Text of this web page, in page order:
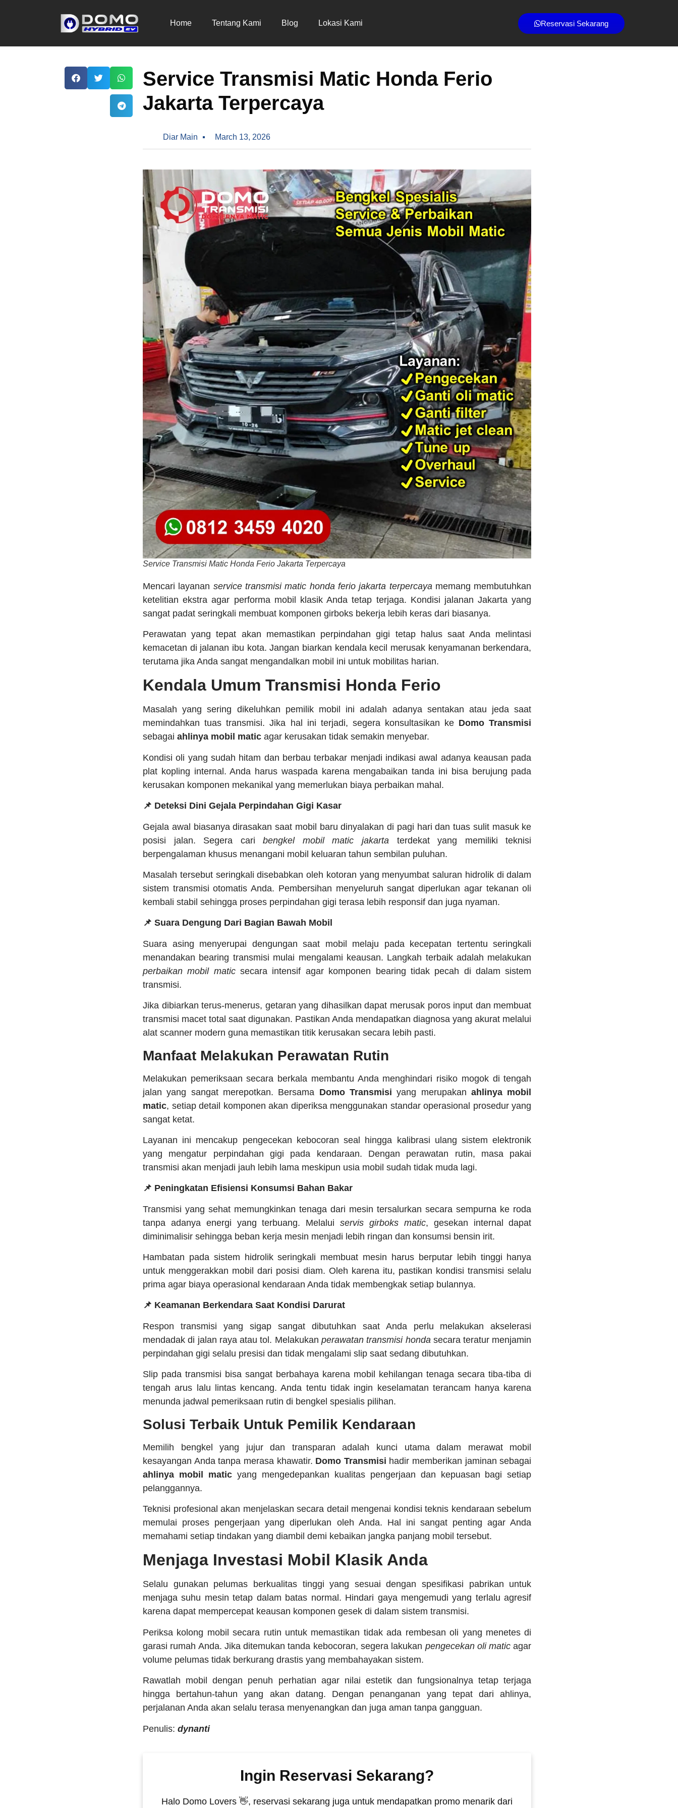
Home Tentang Kami Blog Lokasi Kami Reservasi Sekarang
Service Transmisi Matic Honda Ferio
Jakarta Terpercaya
Diar Main March 13, 2026
Service Transmisi Matic Honda Ferio Jakarta Terpercaya
Mencari layanan service transmisi matic honda ferio jakarta terpercaya memang membutuhkan
ketelitian ekstra agar performa mobil klasik Anda tetap terjaga. Kondisi jalanan Jakarta yang
sangat padat seringkali membuat komponen girboks bekerja lebih keras dari biasanya.
Perawatan yang tepat akan memastikan perpindahan gigi tetap halus saat Anda melintasi
kemacetan di jalanan ibu kota. Jangan biarkan kendala kecil merusak kenyamanan berkendara,
terutama jika Anda sangat mengandalkan mobil ini untuk mobilitas harian.
Kendala Umum Transmisi Honda Ferio
Masalah yang sering dikeluhkan pemilik mobil ini adalah adanya sentakan atau jeda saat
memindahkan tuas transmisi. Jika hal ini terjadi, segera konsultasikan ke Domo Transmisi
sebagai ahlinya mobil matic agar kerusakan tidak semakin menyebar.
Kondisi oli yang sudah hitam dan berbau terbakar menjadi indikasi awal adanya keausan pada
plat kopling internal. Anda harus waspada karena mengabaikan tanda ini bisa berujung pada
kerusakan komponen mekanikal yang memerlukan biaya perbaikan mahal.
📌 Deteksi Dini Gejala Perpindahan Gigi Kasar
Gejala awal biasanya dirasakan saat mobil baru dinyalakan di pagi hari dan tuas sulit masuk ke
posisi jalan. Segera caribengkel mobil matic jakarta terdekat yang memiliki teknisi
berpengalaman khusus menangani mobil keluaran tahun sembilan puluhan.
Masalah tersebut seringkali disebabkan oleh kotoran yang menyumbat saluran hidrolik di dalam
sistem transmisi otomatis Anda. Pembersihan menyeluruh sangat diperlukan agar tekanan oli
kembali stabil sehingga proses perpindahan gigi terasa lebih responsif dan juga nyaman.
📌 Suara Dengung Dari Bagian Bawah Mobil
Suara asing menyerupai dengungan saat mobil melaju pada kecepatan tertentu seringkali
menandakan bearing transmisi mulai mengalami keausan. Langkah terbaik adalah melakukan
perbaikan mobil maticsecara intensif agar komponen bearing tidak pecah di dalam sistem
transmisi.
Jika dibiarkan terus-menerus, getaran yang dihasilkan dapat merusak poros input dan membuat
transmisi macet total saat digunakan. Pastikan Anda mendapatkan diagnosa yang akurat melalui
alat scanner modern guna memastikan titik kerusakan secara lebih pasti.
Manfaat Melakukan Perawatan Rutin
Melakukan pemeriksaan secara berkala membantu Anda menghindari risiko mogok di tengah
jalan yang sangat merepotkan. Bersama Domo Transmisi yang merupakanahlinya mobil
matic, setiap detail komponen akan diperiksa menggunakan standar operasional prosedur yang
sangat ketat.
Layanan ini mencakup pengecekan kebocoran seal hingga kalibrasi ulang sistem elektronik
yang mengatur perpindahan gigi pada kendaraan. Dengan perawatan rutin, masa pakai
transmisi akan menjadi jauh lebih lama meskipun usia mobil sudah tidak muda lagi.
📌 Peningkatan Efisiensi Konsumsi Bahan Bakar
Transmisi yang sehat memungkinkan tenaga dari mesin tersalurkan secara sempurna ke roda
tanpa adanya energi yang terbuang. Melaluiservis girboks matic, gesekan internal dapat
diminimalisir sehingga beban kerja mesin menjadi lebih ringan dan konsumsi bensin irit.
Hambatan pada sistem hidrolik seringkali membuat mesin harus berputar lebih tinggi hanya
untuk menggerakkan mobil dari posisi diam. Oleh karena itu, pastikan kondisi transmisi selalu
prima agar biaya operasional kendaraan Anda tidak membengkak setiap bulannya.
📌 Keamanan Berkendara Saat Kondisi Darurat
Respon transmisi yang sigap sangat dibutuhkan saat Anda perlu melakukan akselerasi
mendadak di jalan raya atau tol. Melakukan perawatan transmisi honda secara teratur menjamin
perpindahan gigi selalu presisi dan tidak mengalami slip saat sedang dibutuhkan.
Slip pada transmisi bisa sangat berbahaya karena mobil kehilangan tenaga secara tiba-tiba di
tengah arus lalu lintas kencang. Anda tentu tidak ingin keselamatan terancam hanya karena
menunda jadwal pemeriksaan rutin di bengkel spesialis pilihan.
Solusi Terbaik Untuk Pemilik Kendaraan
Memilih bengkel yang jujur dan transparan adalah kunci utama dalam merawat mobil
kesayangan Anda tanpa merasa khawatir. Domo Transmisi hadir memberikan jaminan sebagai
ahlinya mobil maticyang mengedepankan kualitas pengerjaan dan kepuasan bagi setiap
pelanggannya.
Teknisi profesional akan menjelaskan secara detail mengenai kondisi teknis kendaraan sebelum
memulai proses pengerjaan yang diperlukan oleh Anda. Hal ini sangat penting agar Anda
memahami setiap tindakan yang diambil demi kebaikan jangka panjang mobil tersebut.
Menjaga Investasi Mobil Klasik Anda
Selalu gunakan pelumas berkualitas tinggi yang sesuai dengan spesifikasi pabrikan untuk
menjaga suhu mesin tetap dalam batas normal. Hindari gaya mengemudi yang terlalu agresif
karena dapat mempercepat keausan komponen gesek di dalam sistem transmisi.
Periksa kolong mobil secara rutin untuk memastikan tidak ada rembesan oli yang menetes di
garasi rumah Anda. Jika ditemukan tanda kebocoran, segera lakukan pengecekan oli matic agar
volume pelumas tidak berkurang drastis yang membahayakan sistem.
Rawatlah mobil dengan penuh perhatian agar nilai estetik dan fungsionalnya tetap terjaga
hingga bertahun-tahun yang akan datang. Dengan penanganan yang tepat dari ahlinya,
perjalanan Anda akan selalu terasa menyenangkan dan juga aman tanpa gangguan.
Penulis: dynanti
Ingin Reservasi Sekarang?
Halo Domo Lovers 👋, reservasi sekarang juga untuk mendapatkan promo menarik dari